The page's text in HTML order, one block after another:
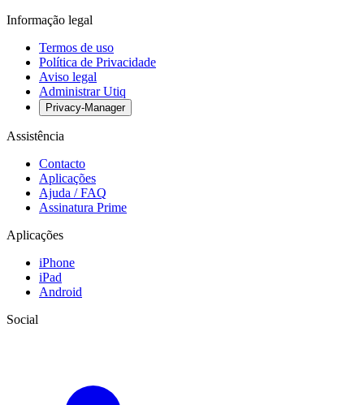
Informação legal
Termos de uso
Política de Privacidade
Aviso legal
Administrar Utiq
Privacy-Manager
Assistência
Contacto
Aplicações
Ajuda / FAQ
Assinatura Prime
Aplicações
iPhone
iPad
Android
Social